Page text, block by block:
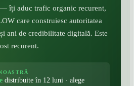
— îți aduc trafic organic recurent,
care construiesc autoritatea
ani de credibilitate digitală. Este
recurent.
distribuite în 12 luni · alege